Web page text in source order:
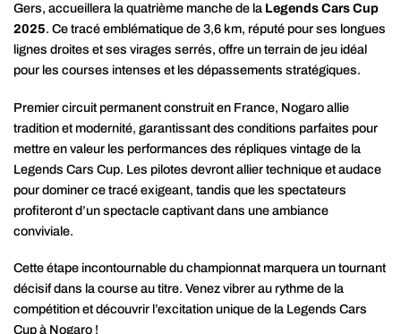
Gers, accueillera la quatrième manche de la Legends Cars Cup
2025. Ce tracé emblématique de 3,6 km, réputé pour ses longues
lignes droites et ses virages serrés, offre un terrain de jeu idéal
pour les courses intenses et les dépassements stratégiques.
Premier circuit permanent construit en France, Nogaro allie
tradition et modernité, garantissant des conditions parfaites pour
mettre en valeur les performances des répliques vintage de la
Legends Cars Cup. Les pilotes devront allier technique et audace
pour dominer ce tracé exigeant, tandis que les spectateurs
profiteront d’un spectacle captivant dans une ambiance
conviviale.
Cette étape incontournable du championnat marquera un tournant
décisif dans la course au titre. Venez vibrer au rythme de la
compétition et découvrir l’excitation unique de la Legends Cars
Cup à Nogaro !